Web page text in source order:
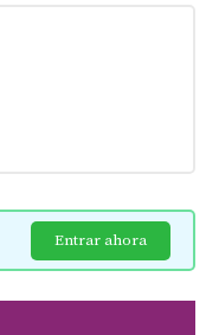
Entrar ahora